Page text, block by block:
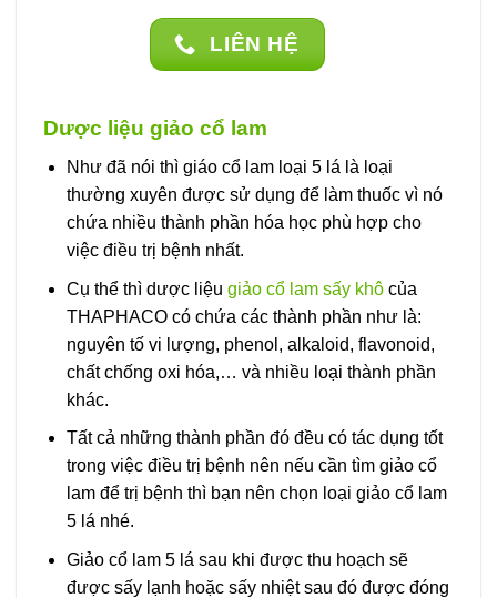
LIÊN HỆ
Dược liệu giảo cổ lam
Như đã nói thì giáo cổ lam loại 5 lá là loại
thường xuyên được sử dụng để làm thuốc vì nó
chứa nhiều thành phần hóa học phù hợp cho
việc điều trị bệnh nhất.
Cụ thể thì dược liệu giảo cổ lam sấy khôcủa
THAPHACO có chứa các thành phần như là:
nguyên tố vi lượng, phenol, alkaloid, flavonoid,
chất chống oxi hóa,… và nhiều loại thành phần
khác.
Tất cả những thành phần đó đều có tác dụng tốt
trong việc điều trị bệnh nên nếu cần tìm giảo cổ
lam để trị bệnh thì bạn nên chọn loại giảo cổ lam
5 lá nhé.
Giảo cổ lam 5 lá sau khi được thu hoạch sẽ
được sấy lạnh hoặc sấy nhiệt sau đó được đóng